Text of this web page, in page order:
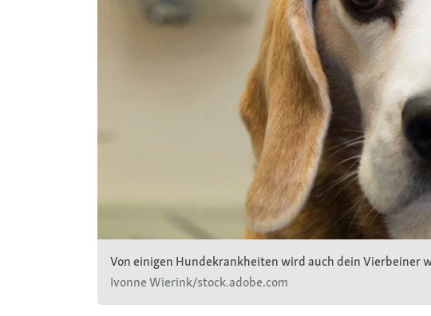
Von einigen Hundekrankheiten wird auch dein Vierbeiner
Ivonne Wierink/stock.adobe.com